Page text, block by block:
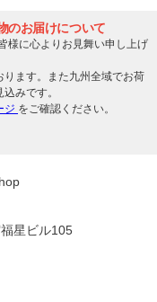
星ビル105
せ商品は対象外